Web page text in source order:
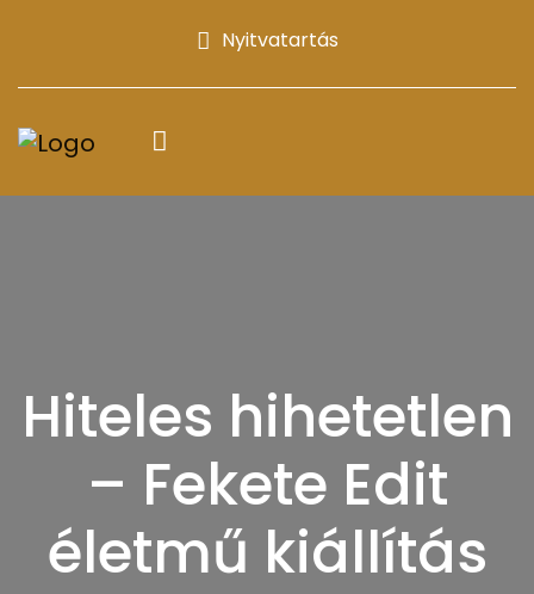
Nyitvatartás
Hiteles hihetetlen
– Fekete Edit
életmű kiállítás